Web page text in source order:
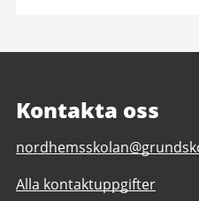
Kontakta oss
E-
till
Alla kontaktuppgifter